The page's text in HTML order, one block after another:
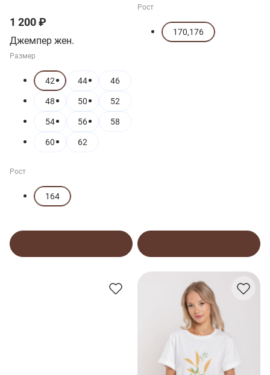
1 200 ₽
Джемпер жен.
Размер
42 44 46
48 50 52
54 56 58
60 62
Рост
164
Рост
170,176